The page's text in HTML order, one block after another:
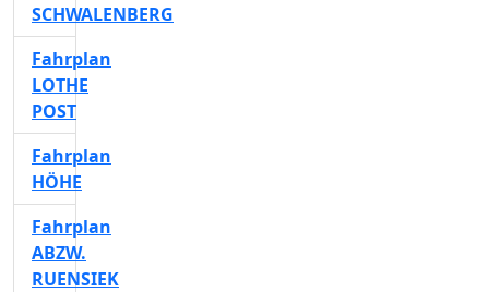
SCHWALENBERG
Fahrplan
LOTHE
POST
Fahrplan
HÖHE
Fahrplan
ABZW.
RUENSIEK